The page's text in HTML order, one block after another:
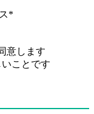
*
意します
ことです